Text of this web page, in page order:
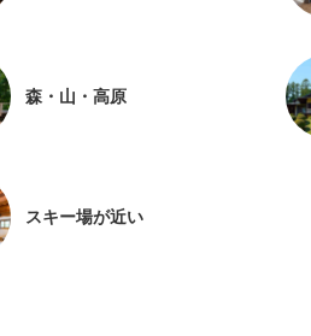
森・山・高原
スキー場が近い